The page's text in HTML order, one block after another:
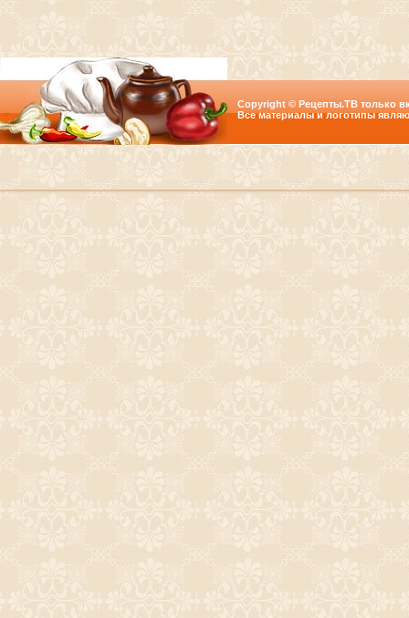
Copyright © Рецепты.ТВ только
Все материалы и логотипы